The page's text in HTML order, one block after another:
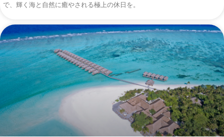
で、輝く海と自然に癒やされる極上の休日を。